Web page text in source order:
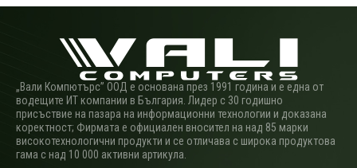
„Вали Компютърс” ООД е основана през 1991 година и е една от
водещите ИТ компании в България. Лидер с 30 годишно
присъствие на пазара на информационни технологии и доказана
коректност; Фирмата е официален вносител на над 85 марки
високотехнологични продукти и се отличава с широка продуктова
гама с над 10 000 активни артикула.